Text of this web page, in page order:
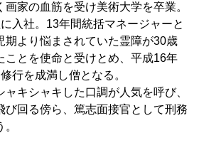
家の血筋を受け美術大学を卒業。
入社。13年間統括マネージャーと
期より悩まされていた霊障が30歳
ことを使命と受けとめ、平成16年
行を成満し僧となる。
キシャキした口調が人気を呼び、
び回る傍ら、篤志面接官として刑務